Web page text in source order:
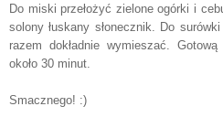
Do miski przełożyć zielone ogórki i
solony łuskany słonecznik. Do
razem dokładnie wymieszać.
około 30 minut.
Smacznego! :)